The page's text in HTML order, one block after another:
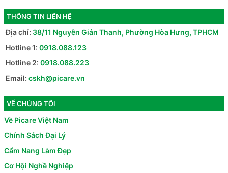
THÔNG TIN LIÊN HỆ
Địa chỉ: 38/11 Nguyễn Giản Thanh, Phường Hòa Hưng, TPHCM
Hotline 1: 0918.088.123
Hotline 2: 0918.088.223
Email: cskh@picare.vn
VỀ CHÚNG TÔI
Về Picare Việt Nam
Chính Sách Đại Lý
Cẩm Nang Làm Đẹp
Cơ Hội Nghề Nghiệp